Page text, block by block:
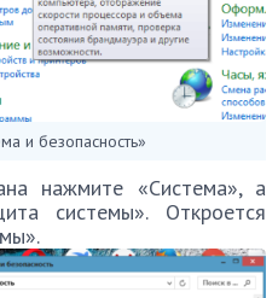
и безопасность»
нажмите «Система», а
системы». Откроется